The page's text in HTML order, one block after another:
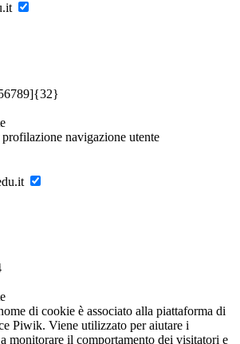
profilazione navigazione utente
di cookie è associato alla piattaforma di
Piwik. Viene utilizzato per aiutare i
monitorare il comportamento dei visitatori e